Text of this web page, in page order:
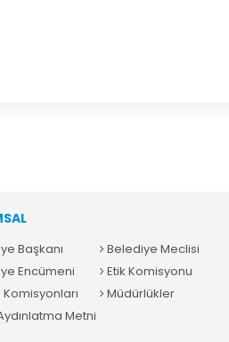
Başkanı
Belediye Meclisi
Encümeni
Etik Komisyonu
Müdürlükler
Metni